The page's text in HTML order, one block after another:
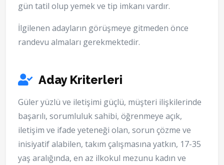
gün tatil olup yemek ve tip imkanı vardır.
İlgilenen adayların görüşmeye gitmeden önce
randevu almaları gerekmektedir.
Aday Kriterleri
Güler yüzlü ve iletişimi güçlü, müşteri ilişkilerinde
başarılı, sorumluluk sahibi, öğrenmeye açık,
iletişim ve ifade yeteneği olan, sorun çözme ve
inisiyatif alabilen, takım çalışmasına yatkın, 17-35
yaş aralığında, en az ilkokul mezunu kadın ve